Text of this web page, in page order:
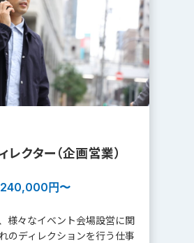
レクター（企画営業）
240,000円〜
様々なイベント会場設営に関
のディレクションを行う仕事